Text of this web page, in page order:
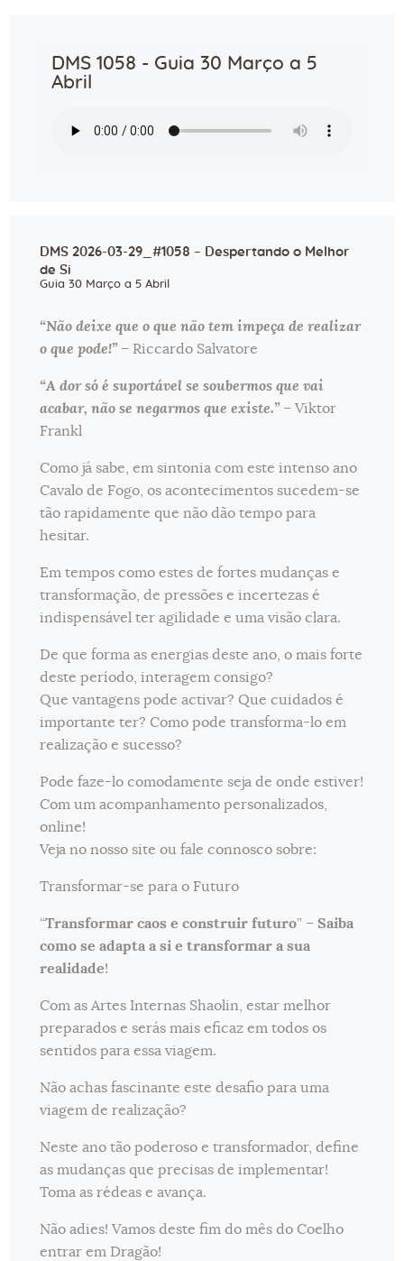
DMS 1058 - Guia 30 Março a 5
Abril
DMS 2026-03-29_#1058 – Despertando o Melhor
de Si
Guia 30 Março a 5 Abril
“Não deixe que o que não tem impeça de realizar
o que pode!”– Riccardo Salvatore
“A dor só é suportável se soubermos que vai
acabar, não se negarmos que existe.”– Viktor
Frankl
Como já sabe, em sintonia com este intenso ano
Cavalo de Fogo, os acontecimentos sucedem-se
tão rapidamente que não dão tempo para
hesitar.
Em tempos como estes de fortes mudanças e
transformação, de pressões e incertezas é
indispensável ter agilidade e uma visão clara.
De que forma as energias deste ano, o mais forte
deste período, interagem consigo?
Que vantagens pode activar? Que cuidados é
importante ter? Como pode transforma-lo em
realização e sucesso?
Pode faze-lo comodamente seja de onde estiver!
Com um acompanhamento personalizados,
online!
Veja no nosso site ou fale connosco sobre:
Transformar-se para o Futuro
“Transformar caos e construir futuro” –Saiba
como se adapta a si e transformar a sua
realidade!
Com as Artes Internas Shaolin, estar melhor
preparados e serás mais eficaz em todos os
sentidos para essa viagem.
Não achas fascinante este desafio para uma
viagem de realização?
Neste ano tão poderoso e transformador, define
as mudanças que precisas de implementar!
Toma as rédeas e avança.
Não adies! Vamos deste fim do mês do Coelho
entrar em Dragão!